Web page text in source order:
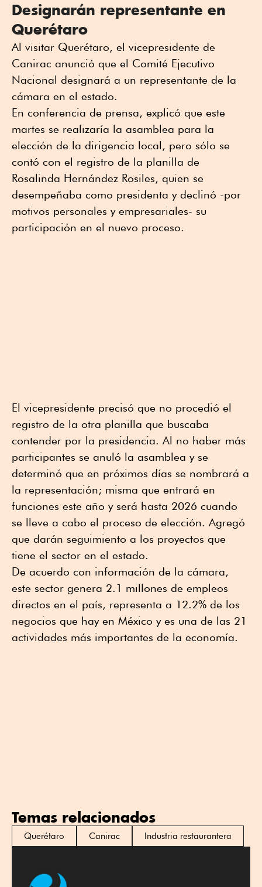
Designarán representante en
Querétaro
Al visitar Querétaro, el vicepresidente de
Canirac anunció que el Comité Ejecutivo
Nacional designará a un representante de la
cámara en el estado.
En conferencia de prensa, explicó que este
martes se realizaría la asamblea para la
elección de la dirigencia local, pero sólo se
contó con el registro de la planilla de
Rosalinda Hernández Rosiles, quien se
desempeñaba como presidenta y declinó -por
motivos personales y empresariales- su
participación en el nuevo proceso.
El vicepresidente precisó que no procedió el
registro de la otra planilla que buscaba
contender por la presidencia. Al no haber más
participantes se anuló la asamblea y se
determinó que en próximos días se nombrará a
la representación; misma que entrará en
funciones este año y será hasta 2026 cuando
se lleve a cabo el proceso de elección. Agregó
que darán seguimiento a los proyectos que
tiene el sector en el estado.
De acuerdo con información de la cámara,
este sector genera 2.1 millones de empleos
directos en el país, representa a 12.2% de los
negocios que hay en México y es una de las 21
actividades más importantes de la economía.
Temas relacionados
Querétaro Canirac Industria restaurantera